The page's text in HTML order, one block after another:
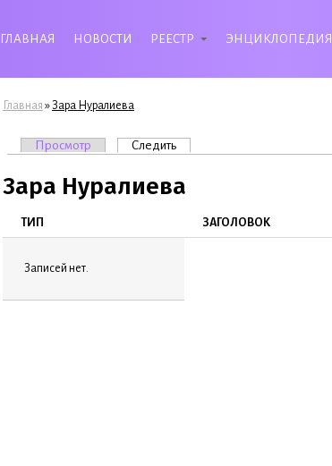
ГЛАВНАЯ НОВОСТИ РЕЕСТР ЭНЦИКЛОПЕДИЯ
Вы здесь
Главная »Зара Нуралиева
Главные вкладки
Просмотр Следить(активная вкладка)
Зара Нуралиева
ТИП ЗАГОЛОВОК
Записей нет.